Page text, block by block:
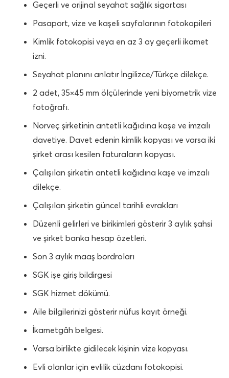
Geçerli ve orijinal seyahat sağlık sigortası
Pasaport, vize ve kaşeli sayfalarının fotokopileri
Kimlik fotokopisi veya en az 3 ay geçerli ikamet
izni.
Seyahat planını anlatır İngilizce/Türkçe dilekçe.
2 adet, 35×45 mm ölçülerinde yeni biyometrik vize
fotoğrafı.
Norveç şirketinin antetli kağıdına kaşe ve imzalı
davetiye. Davet edenin kimlik kopyası ve varsa iki
şirket arası kesilen faturaların kopyası.
Çalışılan şirketin antetli kağıdına kaşe ve imzalı
dilekçe.
Çalışılan şirketin güncel tarihli evrakları
Düzenli gelirleri ve birikimleri gösterir 3 aylık şahsi
ve şirket banka hesap özetleri.
Son 3 aylık maaş bordroları
SGK işe giriş bildirgesi
SGK hizmet dökümü.
Aile bilgilerinizi gösterir nüfus kayıt örneği.
İkametgâh belgesi.
Varsa birlikte gidilecek kişinin vize kopyası.
Evli olanlar için evlilik cüzdanı fotokopisi.